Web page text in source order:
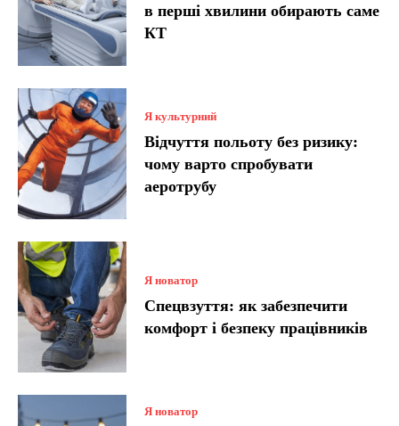
в перші хвилини обирають саме
КТ
Я культурний
Відчуття польоту без ризику:
чому варто спробувати
аеротрубу
Я новатор
Спецвзуття: як забезпечити
комфорт і безпеку працівників
Я новатор